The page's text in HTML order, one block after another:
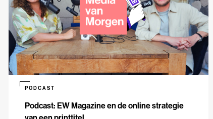
Podcast: EW Magazine en de online strategie
PODCAST